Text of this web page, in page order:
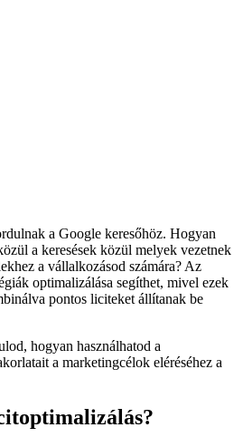
a Google keresőhöz. Hogyan
a keresések közül melyek vezetnek
a vállalkozásod számára? Az
optimalizálása segíthet, mivel ezek
pontos liciteket állítanak be
hogyan használhatod a
a marketingcélok eléréséhez a